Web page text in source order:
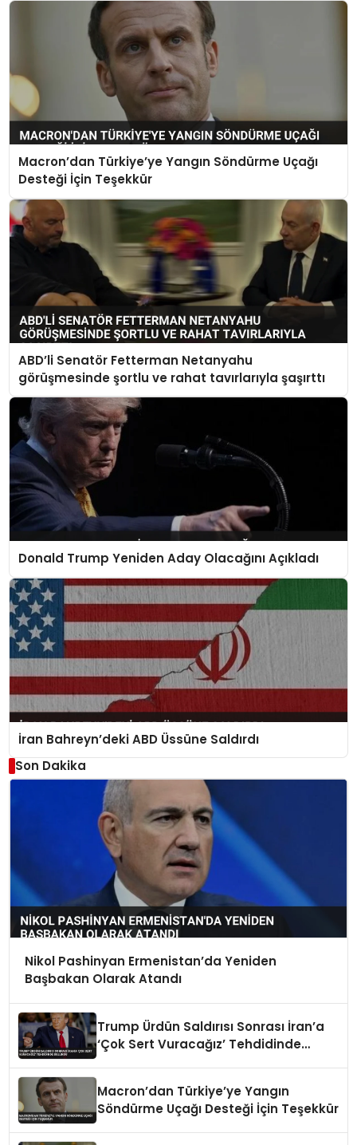
Macron’dan Türkiye’ye Yangın Söndürme Uçağı
Desteği İçin Teşekkür
ABD’li Senatör Fetterman Netanyahu
görüşmesinde şortlu ve rahat tavırlarıyla şaşırttı
Donald Trump Yeniden Aday Olacağını Açıkladı
İran Bahreyn’deki ABD Üssüne Saldırdı
Son Dakika
Nikol Pashinyan Ermenistan’da Yeniden
Başbakan Olarak Atandı
Trump Ürdün Saldırısı Sonrası İran’a
‘Çok Sert Vuracağız’ Tehdidinde
Macron’dan Türkiye’ye Yangın
Söndürme Uçağı Desteği İçin Teşekkür